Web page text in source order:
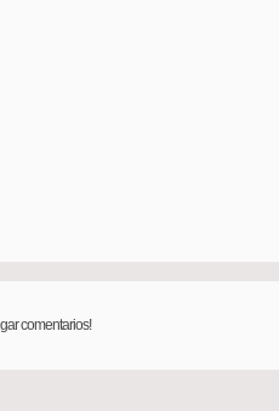
comentarios!